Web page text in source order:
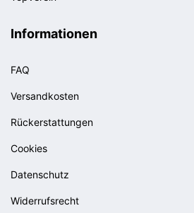
Informationen
FAQ
Versandkosten
Rückerstattungen
Cookies
Datenschutz
Widerrufsrecht